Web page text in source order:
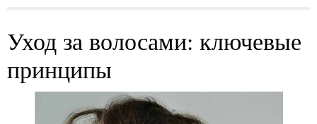
Уход за волосами: ключевые
принципы